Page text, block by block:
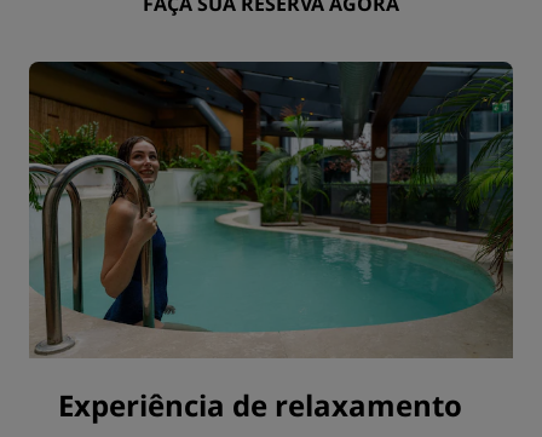
Experiência de relaxamento